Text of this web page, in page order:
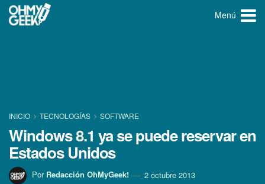
Menú
INICIO TECNOLOGÍ­AS SOFTWARE
Windows 8.1 ya se puede reservar en
Estados Unidos
Por Redacción OhMyGeek! 2 octubre 2013